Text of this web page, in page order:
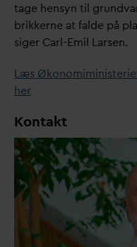
tage hensyn til grundv
brikkerne at falde på
siger Carl-Emil Larsen.
Læs
her
Kontakt